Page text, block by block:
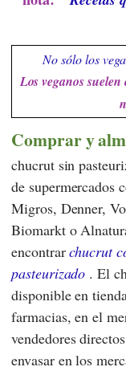
No sólo los
Los veganos
Comprar y
chucrut sin
de supermercados
Migros, Denner,
Biomarkto
encontrarchucrut
pasteurizado . El
disponible en
farmacias, en el
vendedores
envasar en los